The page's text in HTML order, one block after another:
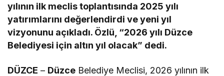
yılının ilk meclis toplantısında 2025 yılı
yatırımlarını değerlendirdi ve yeni yıl
vizyonunu açıkladı. Özlü, “2026 yılı Düzce
Belediyesi için altın yıl olacak” dedi.
DÜZCE – Düzce Belediye Meclisi, 2026 yılının ilk